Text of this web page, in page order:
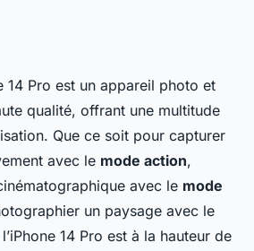
14 Pro est un appareil photo et
qualité, offrant une multitude
Que ce soit pour capturer
avec le mode action,
avec le mode
un paysage avec le
14 Pro est à la hauteur de